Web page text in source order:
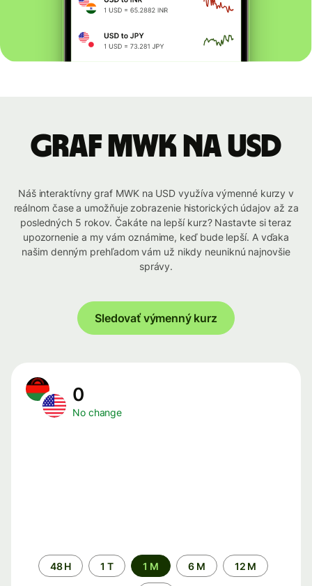
graf MWK na USD
Náš interaktívny graf MWK na USD využíva výmenné kurzy v
reálnom čase a umožňuje zobrazenie historických údajov až za
posledných 5 rokov. Čakáte na lepší kurz? Nastavte si teraz
upozornenie a my vám oznámime, keď bude lepší. A vďaka
našim denným prehľadom vám už nikdy neuniknú najnovšie
správy.
Sledovať výmenný kurz
0
No change
Time
period
48 H 1 T 1 M 6 M 12 M